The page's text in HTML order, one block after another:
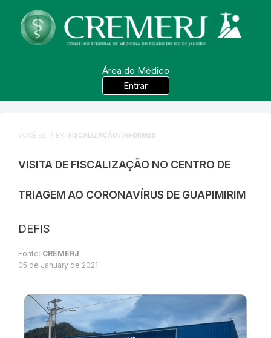
Área do Médico
Entrar
VOCÊ ESTÁ EM: FISCALIZAÇÃO / INFORMES
VISITA DE FISCALIZAÇÃO NO CENTRO DE
TRIAGEM AO CORONAVÍRUS DE GUAPIMIRIM
DEFIS
Fonte: CREMERJ
05 de January de 2021